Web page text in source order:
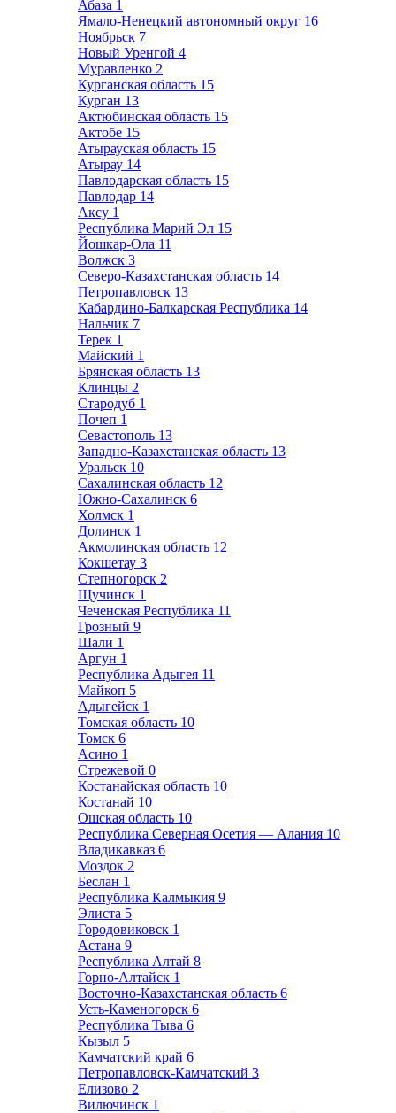
Абаза 1
Ямало-Ненецкий автономный округ 16
Ноябрьск 7
Новый Уренгой 4
Муравленко 2
Курганская область 15
Курган 13
Актюбинская область 15
Актобе 15
Атырауская область 15
Атырау 14
Павлодарская область 15
Павлодар 14
Аксу 1
Республика Марий Эл 15
Йошкар-Ола 11
Волжск 3
Северо-Казахстанская область 14
Петропавловск 13
Кабардино-Балкарская Республика 14
Нальчик 7
Терек 1
Майский 1
Брянская область 13
Клинцы 2
Стародуб 1
Почеп 1
Севастополь 13
Западно-Казахстанская область 13
Уральск 10
Сахалинская область 12
Южно-Сахалинск 6
Холмск 1
Долинск 1
Акмолинская область 12
Кокшетау 3
Степногорск 2
Щучинск 1
Чеченская Республика 11
Грозный 9
Шали 1
Аргун 1
Республика Адыгея 11
Майкоп 5
Адыгейск 1
Томская область 10
Томск 6
Асино 1
Стрежевой 0
Костанайская область 10
Костанай 10
Ошская область 10
Республика Северная Осетия — Алания 10
Владикавказ 6
Моздок 2
Беслан 1
Республика Калмыкия 9
Элиста 5
Городовиковск 1
Астана 9
Республика Алтай 8
Горно-Алтайск 1
Восточно-Казахстанская область 6
Усть-Каменогорск 6
Республика Тыва 6
Кызыл 5
Камчатский край 6
Петропавловск-Камчатский 3
Елизово 2
Вилючинск 1